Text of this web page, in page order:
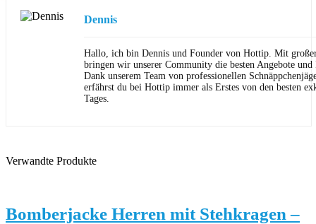
Dennis
Hallo, ich bin Dennis und Founder von Hottip. Mit
bringen wir unserer Community die besten Angebote und
Dank unserem Team von professionellen
erfährst du bei Hottip immer als Erstes von den besten
Tages.
Verwandte Produkte
Bomberjacke Herren mit Stehkragen –